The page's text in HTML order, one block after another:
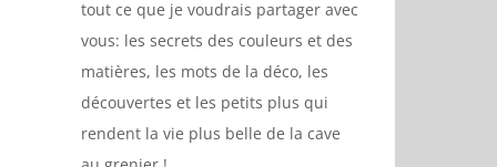
tout ce que je voudrais partager avec
vous: les secrets des couleurs et des
matières, les mots de la déco, les
découvertes et les petits plus qui
rendent la vie plus belle de la cave